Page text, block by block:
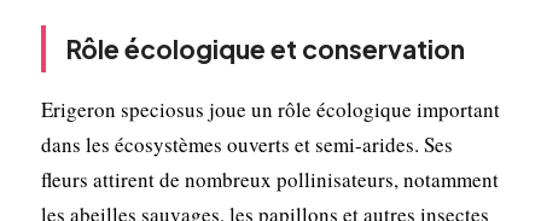
Rôle écologique et conservation
Erigeron speciosus joue un rôle écologique important
dans les écosystèmes ouverts et semi-arides. Ses
fleurs attirent de nombreux pollinisateurs, notamment
les abeilles sauvages, les papillons et autres insectes